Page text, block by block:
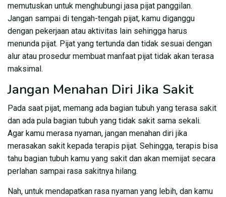
memutuskan untuk menghubungi jasa pijat panggilan.
Jangan sampai di tengah-tengah pijat, kamu diganggu
dengan pekerjaan atau aktivitas lain sehingga harus
menunda pijat. Pijat yang tertunda dan tidak sesuai dengan
alur atau prosedur membuat manfaat pijat tidak akan terasa
maksimal.
Jangan Menahan Diri Jika Sakit
Pada saat pijat, memang ada bagian tubuh yang terasa sakit
dan ada pula bagian tubuh yang tidak sakit sama sekali.
Agar kamu merasa nyaman, jangan menahan diri jika
merasakan sakit kepada terapis pijat. Sehingga, terapis bisa
tahu bagian tubuh kamu yang sakit dan akan memijat secara
perlahan sampai rasa sakitnya hilang.
Nah, untuk mendapatkan rasa nyaman yang lebih, dan kamu